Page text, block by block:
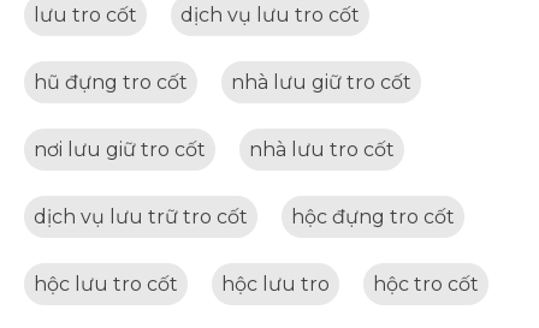
lưu tro cốt dịch vụ lưu tro cốt
hũ đựng tro cốt nhà lưu giữ tro cốt
nơi lưu giữ tro cốt nhà lưu tro cốt
dịch vụ lưu trữ tro cốt hộc đựng tro cốt
hộc lưu tro cốt hộc lưu tro hộc tro cốt